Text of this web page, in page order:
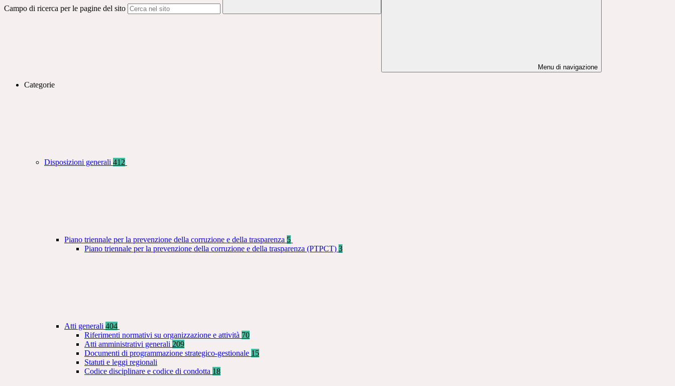
Campo di ricerca per le pagine del sito
Menu di navigazione
Categorie
Disposizioni generali 412
Piano triennale per la prevenzione della corruzione e della trasparenza 5
Piano triennale per la prevenzione della corruzione e della trasparenza (PTPCT) 3
Atti generali 404
Riferimenti normativi su organizzazione e attività 70
Atti amministrativi generali 209
Documenti di programmazione strategico-gestionale 15
Statuti e leggi regionali
Codice disciplinare e codice di condotta 18